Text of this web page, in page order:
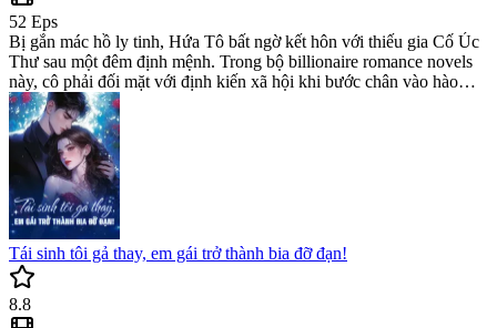
52 Eps
Bị gắn mác hồ ly tinh, Hứa Tô bất ngờ kết hôn với thiếu gia Cố Úc
Thư sau một đêm định mệnh. Trong bộ billionaire romance novels
này, cô phải đối mặt với định kiến xã hội khi bước chân vào hào
môn. Kiều Thê Mềm Mại Hoang Dã, Cố Tổng Yêu Vô Cùng là
hành trình từ hợp đồng đến tình yêu thực thụ.
Tái sinh tôi gả thay, em gái trở thành bia đỡ đạn!
8.8